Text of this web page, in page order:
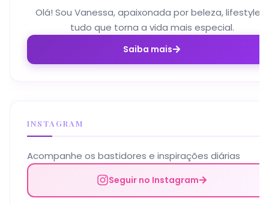
Olá! Sou Vanessa, apaixonada por beleza, lifestyle e
tudo que torna a vida mais especial.
Saiba mais
INSTAGRAM
Acompanhe os bastidores e inspirações diárias
Seguir no Instagram